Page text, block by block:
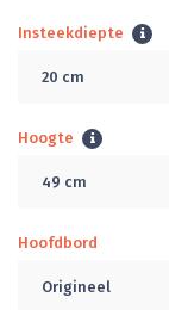
Insteekdiepte
20 cm
Hoogte
49 cm
Hoofdbord
Origineel